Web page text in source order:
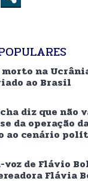
na
ao Brasil
diz que não
da operação
ao cenário
voz de Flávio
Flávia